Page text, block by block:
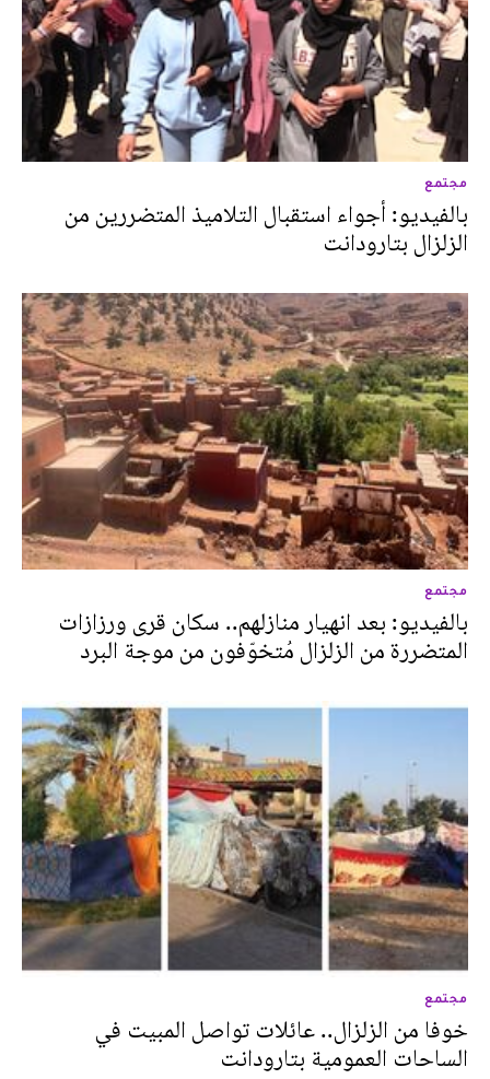
مجتمع
بالفيديو: أجواء استقبال التلاميذ المتضررين من
الزلزال بتارودانت
مجتمع
بالفيديو: بعد انهيار منازلهم.. سكان قرى ورزازات
المتضررة من الزلزال مُتخوّفون من موجة البرد‎
مجتمع
خوفا من الزلزال.. عائلات تواصل المبيت في
الساحات العمومية بتارودانت